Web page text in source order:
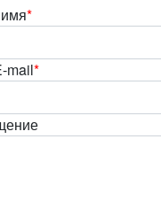
*
mail*